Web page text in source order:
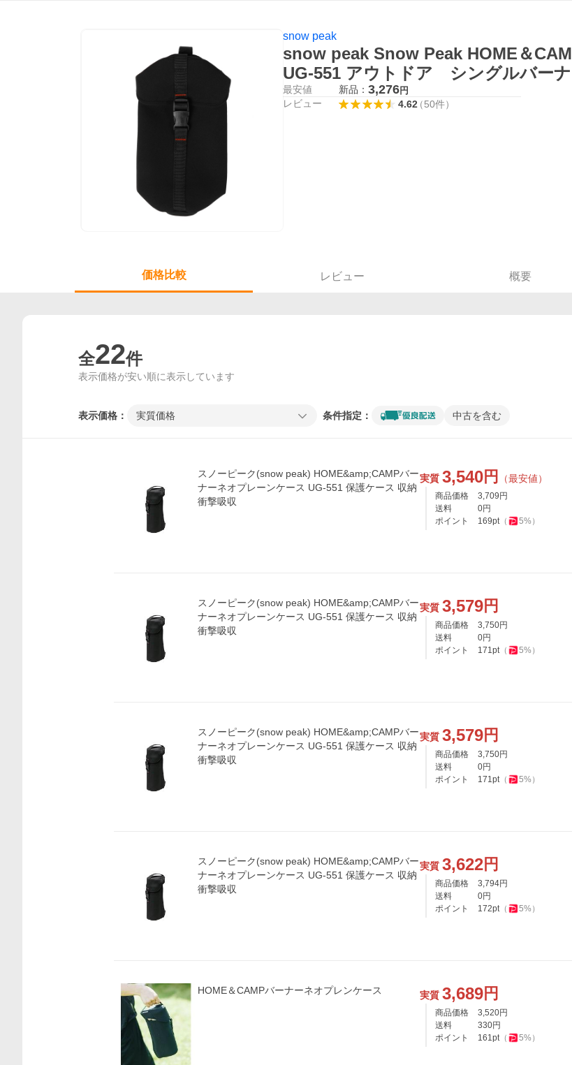
snow peak
snow peak Snow Peak HOME＆
UG-551 アウトドア シングルバーナ
最安値 新品： 3,276円
レビュー 4.62（50件）
価格比較 レビュー 概要
全22件
表示価格が安い順に表示しています
表示価格： 実質価格 条件指定： 中古を含む
スノーピーク(snow peak) HOME&amp;CAMPバー
ナーネオプレーンケース UG-551 保護ケース 収納
衝撃吸収
実質 3,540円 （最安値）
商品価格 3,709 円
送料
0円
ポイント
169pt（ 5%）
スノーピーク(snow peak) HOME&amp;CAMPバー
ナーネオプレーンケース UG-551 保護ケース 収納
衝撃吸収
実質 3,579円
商品価格 3,750円
送料
0円
ポイント
171pt（ 5%）
スノーピーク(snow peak) HOME&amp;CAMPバー
ナーネオプレーンケース UG-551 保護ケース 収納
衝撃吸収
実質 3,579円
商品価格 3,750円
送料
0円
ポイント
171pt（ 5%）
スノーピーク(snow peak) HOME&amp;CAMPバー
ナーネオプレーンケース UG-551 保護ケース 収納
衝撃吸収
実質 3,622円
商品価格 3,794円
送料
0円
ポイント
172pt（ 5%）
HOME＆CAMPバーナーネオプレンケース 実質 3,689円
商品価格 3,520円
送料
330円
ポイント
161pt（ 5%）